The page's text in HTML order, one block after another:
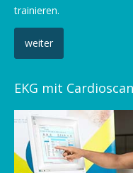
trainieren.
weiter
EKG mit Cardioscan